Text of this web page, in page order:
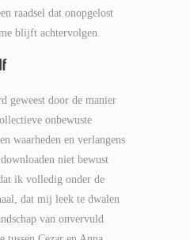
raadsel dat onopgelost
blijft achtervolgen.
geweest door de manier
onbewuste
waarheden en verlangens
niet bewust
ik volledig onder de
dat mij leek te dwalen
van onvervuld